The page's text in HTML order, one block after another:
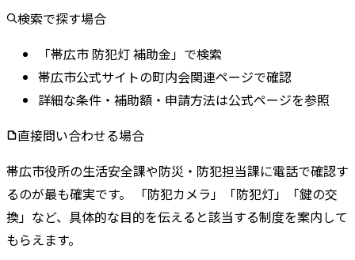
検索で探す場合
「帯広市 防犯灯 補助金」で検索
帯広市公式サイトの町内会関連ページで確認
詳細な条件・補助額・申請方法は公式ページを参照
直接問い合わせる場合
帯広市役所の生活安全課や防災・防犯担当課に電話で確認す
るのが最も確実です。 「防犯カメラ」「防犯灯」「鍵の交
換」など、具体的な目的を伝えると該当する制度を案内して
もらえます。